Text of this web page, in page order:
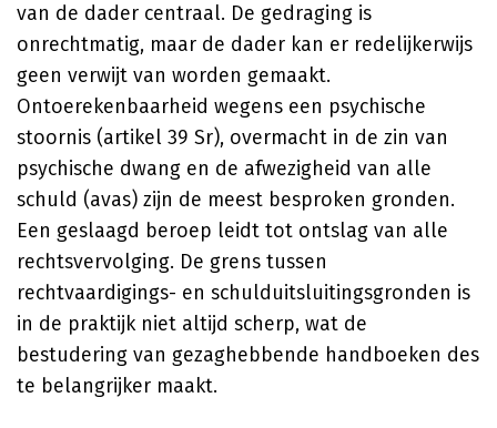
van de dader centraal. De gedraging is
onrechtmatig, maar de dader kan er redelijkerwijs
geen verwijt van worden gemaakt.
Ontoerekenbaarheid wegens een psychische
stoornis (artikel 39 Sr), overmacht in de zin van
psychische dwang en de afwezigheid van alle
schuld (avas) zijn de meest besproken gronden.
Een geslaagd beroep leidt tot ontslag van alle
rechtsvervolging. De grens tussen
rechtvaardigings- en schulduitsluitingsgronden is
in de praktijk niet altijd scherp, wat de
bestudering van gezaghebbende handboeken des
te belangrijker maakt.